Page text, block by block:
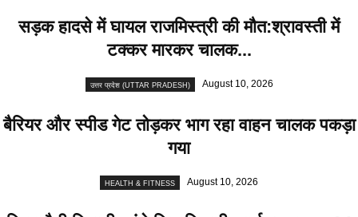
सड़क हादसे में घायल राजमिस्त्री की मौत:श्रावस्ती में
टक्कर मारकर चालक...
उत्तर प्रदेश (UTTAR PRADESH) August 10, 2026
बैरियर और स्पीड गेट तोड़कर भाग रहा वाहन चालक पकड़ा
गया
HEALTH & FITNESS August 10, 2026